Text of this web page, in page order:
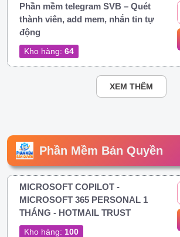
Phần mềm telegram SVB – Quét
thành viên, add mem, nhắn tin tự
động
Kho hàng: 64
XEM THÊM
Phần Mềm Bản Quyền
MICROSOFT COPILOT -
MICROSOFT 365 PERSONAL 1
THÁNG - HOTMAIL TRUST
Kho hàng: 100